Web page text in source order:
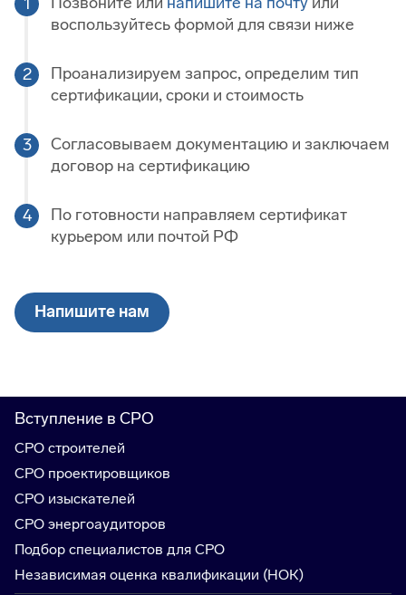
воспользуйтесь формой для связи ниже
Проанализируем запрос, определим тип
сертификации, сроки и стоимость
Согласовываем документацию и заключаем
договор на сертификацию
По готовности направляем сертификат
курьером или почтой РФ
Напишите нам
Вступление в СРО
СРО строителей
СРО проектировщиков
СРО изыскателей
СРО энергоаудиторов
Подбор специалистов для СРО
Независимая оценка квалификации (НОК)